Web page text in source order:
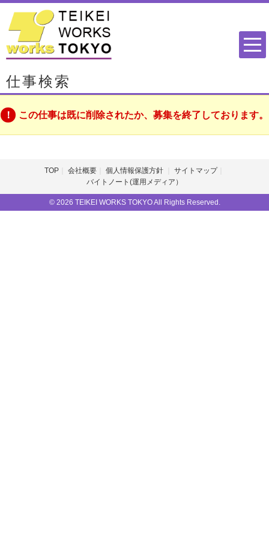
仕事検索
この仕事は既に削除されたか、募集を終了しております。
TOP 会社概要 個人情報保護方針
サイトマップ
バイトノート(運用メディア）
© 2026 TEIKEI WORKS TOKYO All Rights Reserved.